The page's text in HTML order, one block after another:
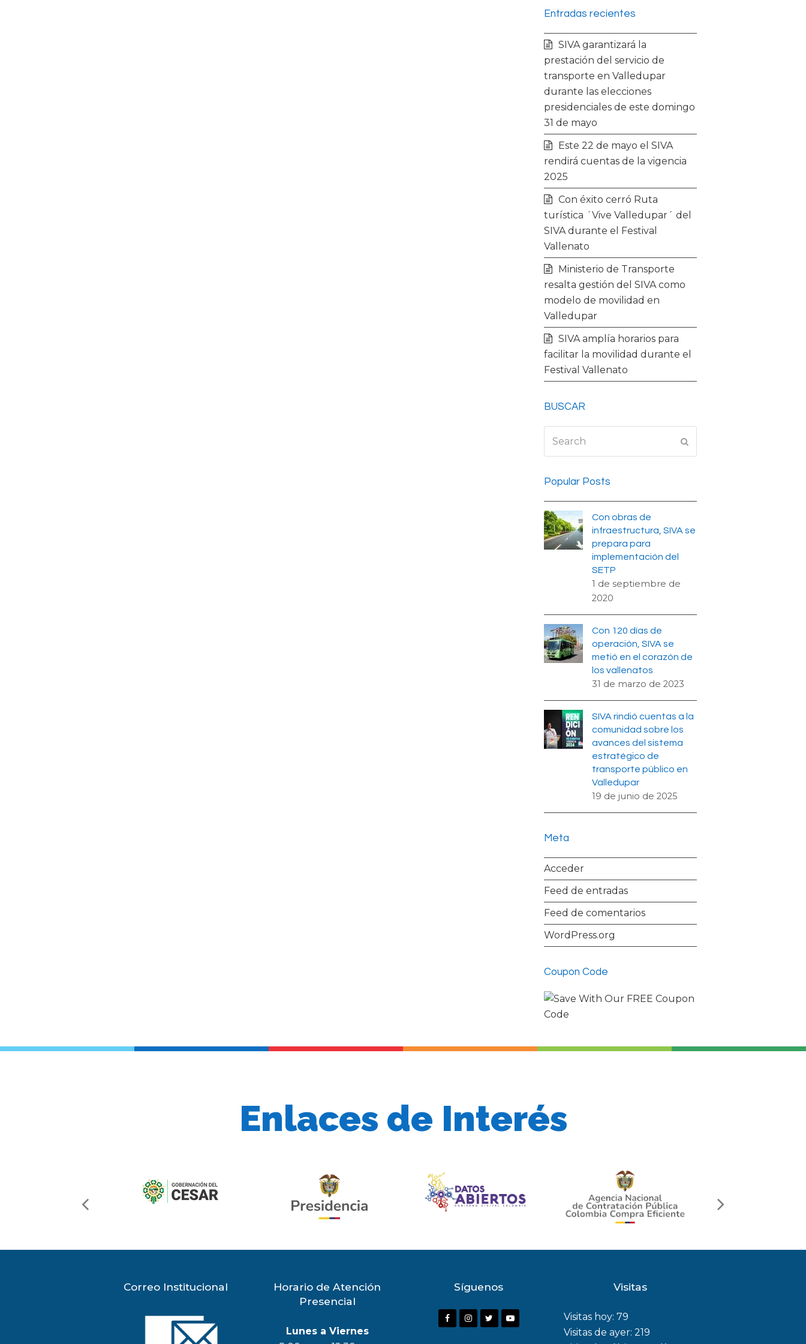
i
t
t
e
r
c
e
b
o
o
s
t
a
g
r
m
u
b
Entradas recientes
SIVA garantizará la
prestación del servicio de
transporte en Valledupar
durante las elecciones
presidenciales de este domingo
31 de mayo
Este 22 de mayo el SIVA
rendirá cuentas de la vigencia
2025
Con éxito cerró Ruta
turística ´Vive Valledupar´ del
SIVA durante el Festival
Vallenato
Ministerio de Transporte
resalta gestión del SIVA como
modelo de movilidad en
Valledupar
SIVA amplía horarios para
facilitar la movilidad durante el
Festival Vallenato
BUSCAR
Popular Posts
Con obras de
infraestructura, SIVA se
prepara para
implementación del
SETP
1 de septiembre de
2020
Con 120 días de
operación, SIVA se
metió en el corazón de
los vallenatos
31 de marzo de 2023
SIVA rindió cuentas a la
comunidad sobre los
avances del sistema
estratégico de
transporte público en
Valledupar
19 de junio de 2025
Meta
Acceder
Feed de entradas
Feed de comentarios
WordPress.org
Coupon Code
Enlaces de Interés
previous
Correo Institucional
Horario de Atención
Presencial
Lunes a Viernes
Síguenos
F
I
Y
Visitas
Visitas hoy: 79
Visitas de ayer: 219